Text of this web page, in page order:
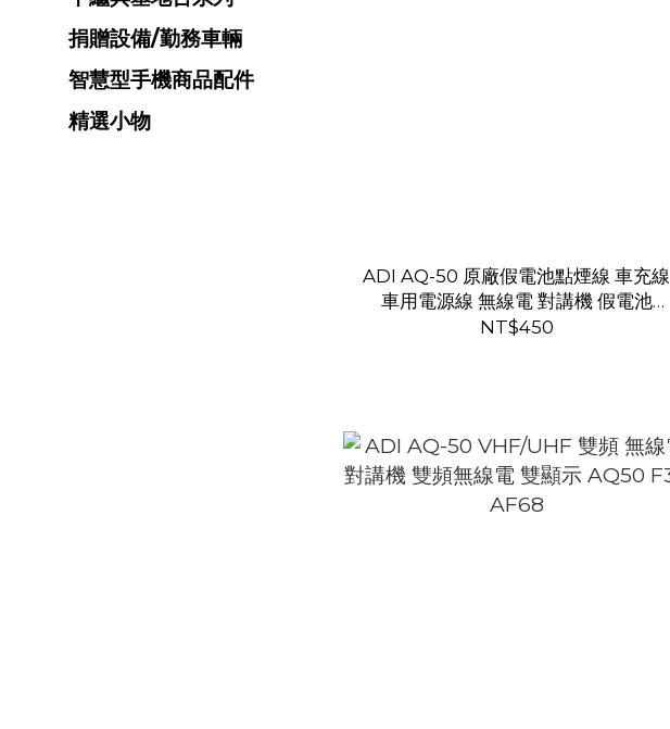
捐贈設備/勤務車輛
智慧型手機商品配件
精選小物
ADI AQ-50 原廠假電池點煙線 車充線
車用電源線 無線電 對講機 假電池
AQ50 車充 公司貨
NT$450